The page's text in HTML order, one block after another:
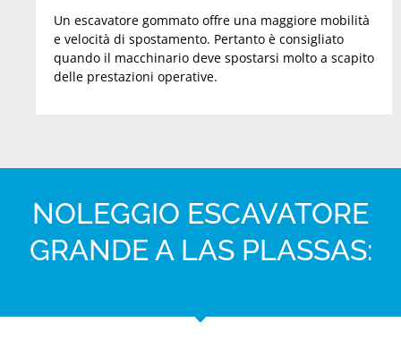
Un escavatore gommato offre una maggiore mobilità
e velocità di spostamento. Pertanto è consigliato
quando il macchinario deve spostarsi molto a scapito
delle prestazioni operative.
NOLEGGIO ESCAVATORE
GRANDE A LAS PLASSAS: